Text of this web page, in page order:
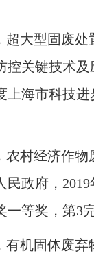
超大型固废处
控关键技术
上海市科技
农村经济作物
民政府， 2019
一等奖，第3
有机固体废弃